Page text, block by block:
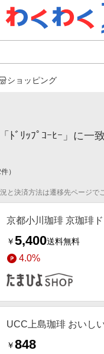
ショッピング
索結果
ﾄﾞﾘｯﾌﾟｺｰﾋｰ」に一
件）
と決済方法は遷移先ページで
京都小川珈琲 京珈琲
￥5,400送料無料
4.0%
UCC上島珈琲 おいし
￥848